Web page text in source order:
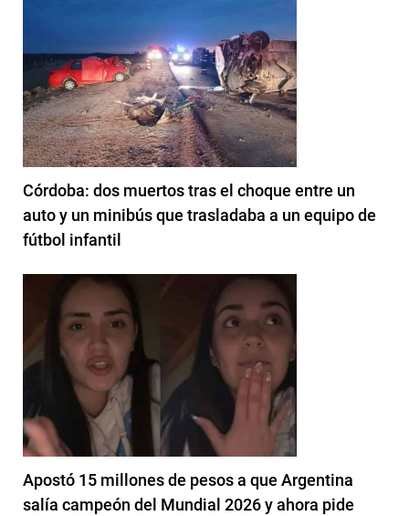
Córdoba: dos muertos tras el choque entre un
auto y un minibús que trasladaba a un equipo de
fútbol infantil
Apostó 15 millones de pesos a que Argentina
salía campeón del Mundial 2026 y ahora pide